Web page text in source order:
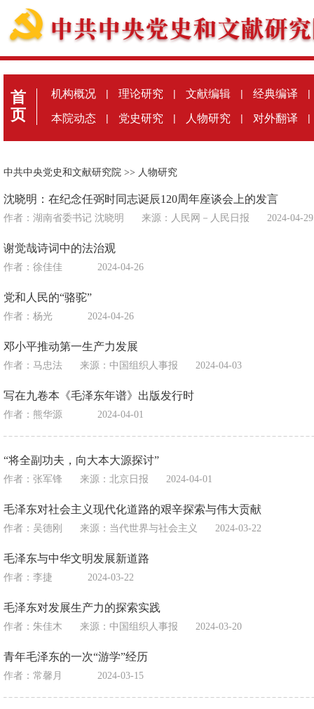
首
页
机构概况 | 理论研究 | 文献编辑 | 经典编译 |
本院动态 | 党史研究 | 人物研究 | 对外翻译 |
中共中央党史和文献研究院 >> 人物研究
沈晓明：在纪念任弼时同志诞辰120周年座谈会上的发言
作者：湖南省委书记 沈晓明 来源： 人民网－人民日报 2024-04-29
谢觉哉诗词中的法治观
作者：徐佳佳 2024-04-26
党和人民的“骆驼”
作者：杨光 2024-04-26
邓小平推动第一生产力发展
作者：马忠法 来源： 中国组织人事报 2024-04-03
写在九卷本《毛泽东年谱》出版发行时
作者：熊华源 2024-04-01
“将全副功夫，向大本大源探讨”
作者：张军锋 来源： 北京日报 2024-04-01
毛泽东对社会主义现代化道路的艰辛探索与伟大贡献
作者：吴德刚 来源： 当代世界与社会主义 2024-03-22
毛泽东与中华文明发展新道路
作者：李捷 2024-03-22
毛泽东对发展生产力的探索实践
作者：朱佳木 来源： 中国组织人事报 2024-03-20
青年毛泽东的一次“游学”经历
作者：常馨月 2024-03-15